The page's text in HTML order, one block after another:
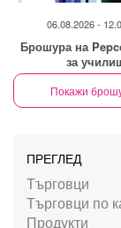
06.08.2026 -
Брошура на
за
Покажи
ПРЕГЛЕД
Търговци
Търговци по
Продукти